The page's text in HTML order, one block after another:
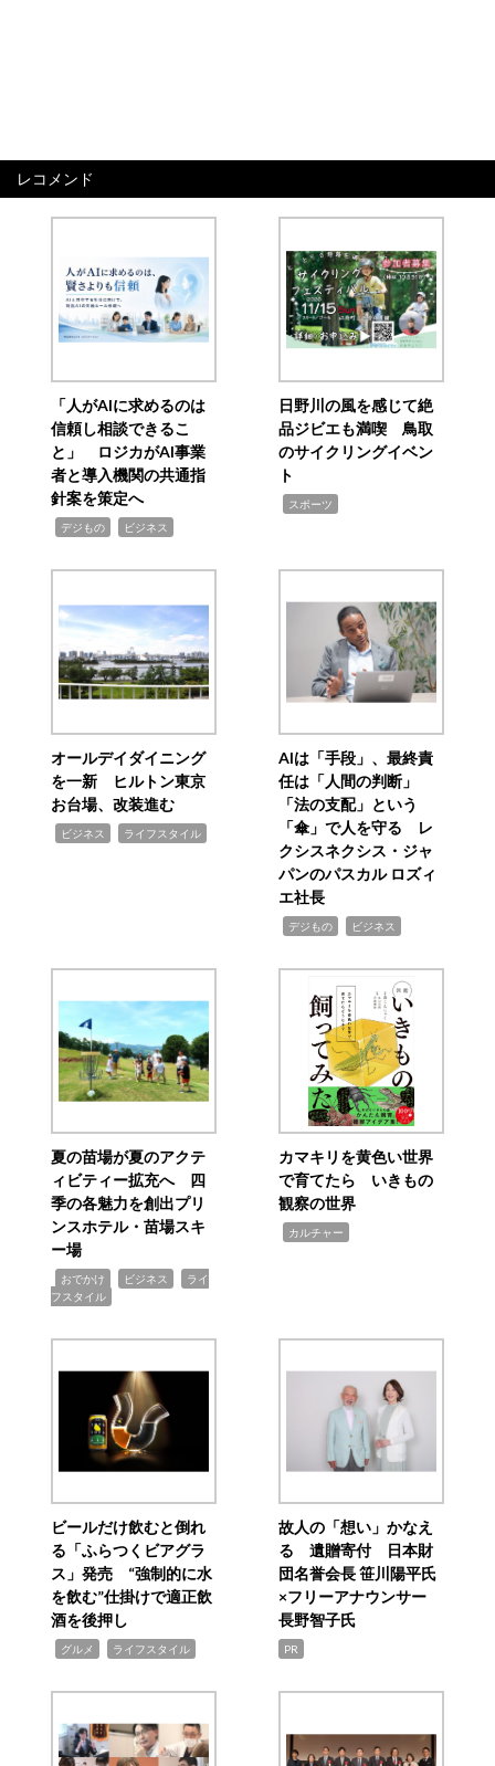
レコメンド
「人がAIに求めるのは
信頼し相談できるこ
と」 ロジカがAI事業
者と導入機関の共通指
針案を策定へ
デジもの ビジネス
日野川の風を感じて絶
品ジビエも満喫 鳥取
のサイクリングイベン
ト
スポーツ
オールデイダイニング
を一新 ヒルトン東京
お台場、改装進む
ビジネス ライフスタイル
AIは「手段」、最終責
任は「人間の判断」
「法の支配」という
「傘」で人を守る レ
クシスネクシス・ジャ
パンのパスカル ロズィ
エ社長
デジもの ビジネス
夏の苗場が夏のアクテ
ィビティー拡充へ 四
季の各魅力を創出プリ
ンスホテル・苗場スキ
ー場
おでかけ ビジネス
ライ
フスタイル
カマキリを黄色い世界
で育てたら いきもの
観察の世界
カルチャー
ビールだけ飲むと倒れ
る「ふらつくビアグラ
ス」発売 “強制的に水
を飲む”仕掛けで適正飲
酒を後押し
グルメ ライフスタイル
故人の「想い」かなえ
る 遺贈寄付 日本財
団名誉会長 笹川陽平氏
×フリーアナウンサー
長野智子氏
PR